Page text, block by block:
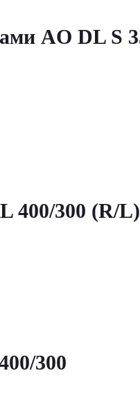
AO DL S
400/300 (R/L)
300